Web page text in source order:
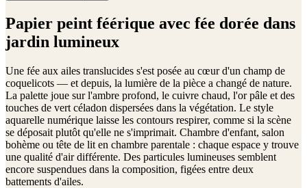
Papier peint féérique avec fée dorée dans
jardin lumineux
Une fée aux ailes translucides s'est posée au cœur d'un champ de
coquelicots — et depuis, la lumière de la pièce a changé de nature.
La palette joue sur l'ambre profond, le cuivre chaud, l'or pâle et des
touches de vert céladon dispersées dans la végétation. Le style
aquarelle numérique laisse les contours respirer, comme si la scène
se déposait plutôt qu'elle ne s'imprimait. Chambre d'enfant, salon
bohème ou tête de lit en chambre parentale : chaque espace y trouve
une qualité d'air différente. Des particules lumineuses semblent
encore suspendues dans la composition, figées entre deux
battements d'ailes.